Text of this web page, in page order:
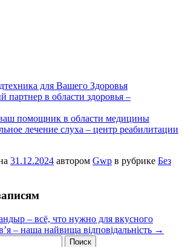
для Вашего Здоровья
в области здоровья –
помощник в области медицины
лечение слуха – центр реабилитации
31.12.2024 автором Gwp в рубрике Без
– всё, что нужно для вкусного
– наша найвища відповідальність →